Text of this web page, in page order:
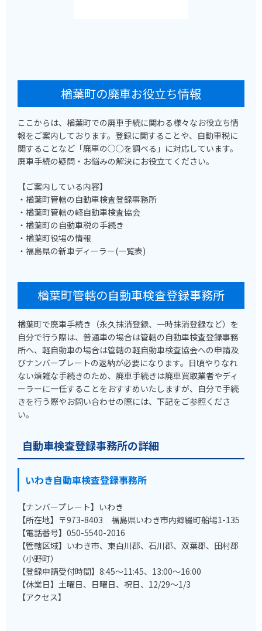
楢葉町の廃車お役立ち情報
ここからは、楢葉町での廃車手続に関わる様々なお役立ち情
報をご案内しております。登録に関することや、自動車税に
関することなど「廃車の○○を調べる」に対応しています。
廃車手続の疑問・お悩みの解決にお役立てください。
【ご案内している内容】
・楢葉町管轄の自動車検査登録事務所
・楢葉町管轄の軽自動車検査協会
・楢葉町の自動車税の手続き
・楢葉町役場の情報
・福島県の新車ディーラー(一覧表)
楢葉町管轄の自動車検査登録事務所
楢葉町で廃車手続き（永久抹消登録、一時抹消登録など）を
自分で行う際は、普通車の場合は管轄の自動車検査登録事務
所へ、軽自動車の場合は管轄の軽自動車検査協会への申請及
びナンバープレートの返納が必要になります。日頃やりなれ
ない煩雑な手続きのため、廃車手続きは廃車買取業者やディ
ーラーに一任することをおすすめいたしますが、自分で手続
きを行う際やお問い合わせの際には、下記をご参照くださ
い。
自動車検査登録事務所の詳細
いわき自動車検査登録事務所
【ナンバープレート】いわき
【所在地】〒973-8403 福島県いわき市内郷綴町船場1-135
【電話番号】050-5540-2016
【管轄区域】いわき市、東白川郡、石川郡、双葉郡、田村郡
（小野町）
【登録申請受付時間】8:45～11:45、13:00～16:00
【休業日】土曜日、日曜日、祝日、12/29～1/3
【アクセス】